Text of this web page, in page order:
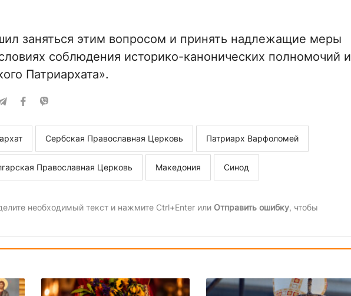
заняться этим вопросом и принять надлежащие меры
соблюдения историко-канонических полномочий и
Патриархата».
Сербская Православная Церковь Патриарх Варфоломей
Православная Церковь Македония Синод
необходимый текст и нажмите Ctrl+Enter или Отправить ошибку, чтобы